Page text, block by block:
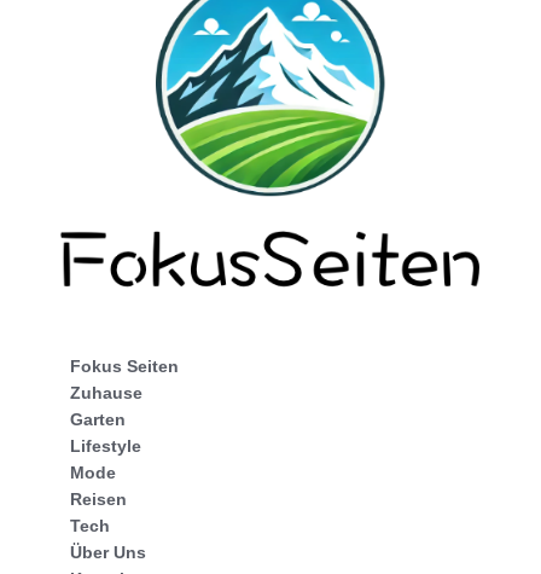
Fokus Seiten
Zuhause
Garten
Lifestyle
Mode
Reisen
Tech
Über Uns